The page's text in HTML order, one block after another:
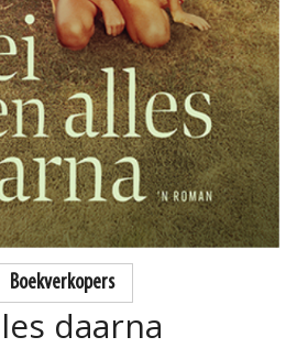
Boekverkopers
daarna